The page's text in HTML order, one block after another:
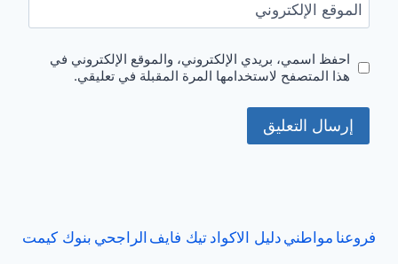
الموقع الإلكتروني
احفظ اسمي، بريدي الإلكتروني، والموقع الإلكتروني في
هذا المتصفح لاستخدامها المرة المقبلة في تعليقي.
فروعنا مواطني دليل الاكواد تيك فايف الراجحي بنوك كيمت